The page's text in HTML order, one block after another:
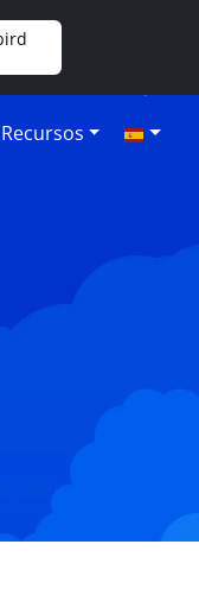
Recursos